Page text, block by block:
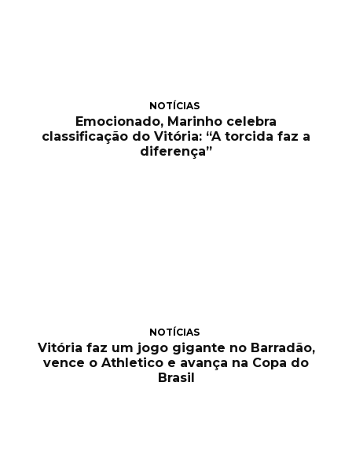
NOTÍCIAS
Emocionado, Marinho celebra
classificação do Vitória: “A torcida faz a
diferença”
NOTÍCIAS
Vitória faz um jogo gigante no Barradão,
vence o Athletico e avança na Copa do
Brasil